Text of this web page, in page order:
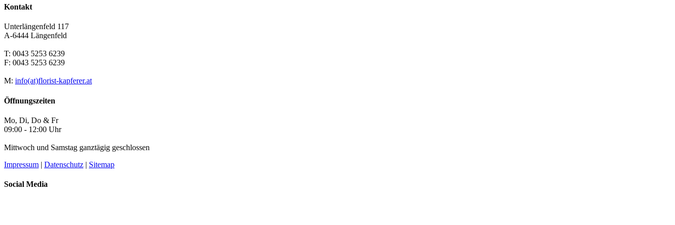
Kontakt
Unterlängenfeld 117
A-6444 Längenfeld
T: 0043 5253 6239
F: 0043 5253 6239
M: info(at)florist-kapferer.at
Öffnungszeiten
Mo, Di, Do & Fr
09:00 - 12:00 Uhr
Mittwoch und Samstag ganztägig geschlossen
Impressum | Datenschutz | Sitemap
Social Media